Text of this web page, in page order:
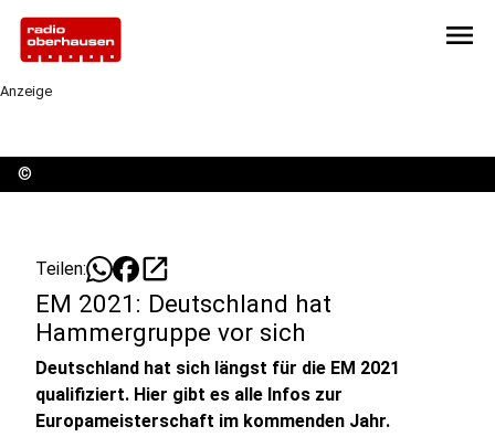
menu
Anzeige
©
Teilen: open_in_new
EM 2021: Deutschland hat
Hammergruppe vor sich
Deutschland hat sich längst für die EM 2021
qualifiziert. Hier gibt es alle Infos zur
Europameisterschaft im kommenden Jahr.